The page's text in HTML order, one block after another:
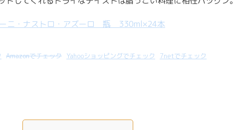
ーニ・ナストロ・アズーロ 瓶 330ml×24本
Amazonでチェック Yahooショッピングでチェック 7netでチェック